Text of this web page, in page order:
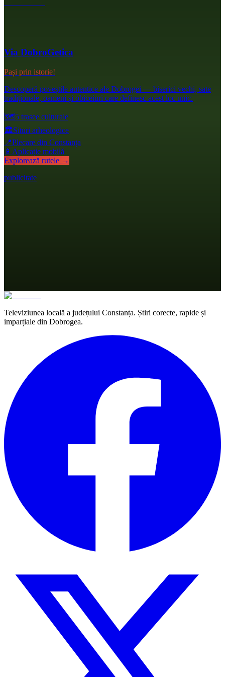
Via DobroGetica
Pași prin istorie!
Descoperă poveștile autentice ale Dobrogei — biserici vechi, sate
tradiționale, oameni și obiceiuri care definesc acest loc unic.
🗺️5 trasee culturale
🏛️Situri arheologice
📍Plecare din Constanța
📱 Aplicație mobilă
Explorează rutele →
publicitate
Televiziunea locală a județului Constanța. Știri corecte, rapide și
imparțiale din Dobrogea.